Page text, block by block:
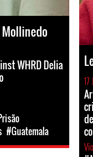
WHRD Delia
#Guatemala